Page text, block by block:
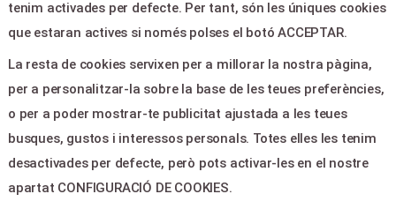
CONTACTE
Plaza de la Constitucion,5 -
Guardamar del Segura 03140
culturaguardamar@gmail.com
965728610
tenim activades per defecte. Per tant, són les úniques cookies
que estaran actives si només polses el botó ACCEPTAR.
La resta de cookies servixen per a millorar la nostra pàgina,
per a personalitzar-la sobre la base de les teues preferències,
o per a poder mostrar-te publicitat ajustada a les teues
busques, gustos i interessos personals. Totes elles les tenim
desactivades per defecte, però pots activar-les en el nostre
apartat CONFIGURACIÓ DE COOKIES.